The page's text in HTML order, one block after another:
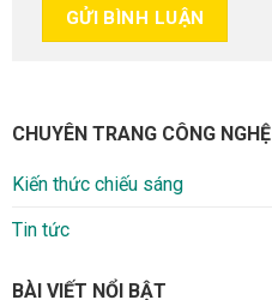
CHUYÊN TRANG CÔNG NGHỆ
Kiến thức chiếu sáng
Tin tức
BÀI VIẾT NỔI BẬT